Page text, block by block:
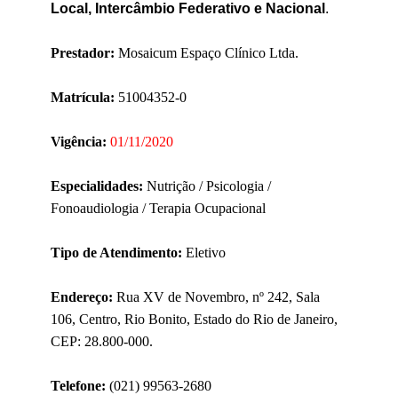
Local, Intercâmbio Federativo e Nacional .
Prestador: Mosaicum Espaço Clínico Ltda.
Matrícula: 51004352-0
Vigência: 01/11/2020
Especialidades: Nutrição / Psicologia /
Fonoaudiologia / Terapia Ocupacional
Tipo de Atendimento: Eletivo
Endereço: Rua XV de Novembro, nº 242, Sala
106, Centro, Rio Bonito, Estado do Rio de Janeiro,
CEP: 28.800-000.
Telefone: (021) 99563-2680